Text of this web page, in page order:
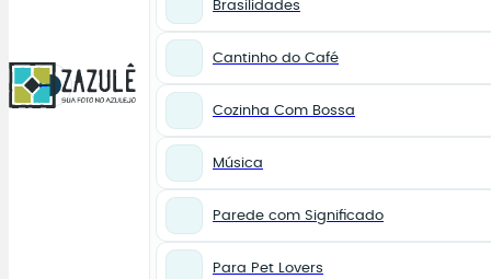
0
Brasilidades
Cantinho do Café
Cozinha Com Bossa
Música
Parede com Significado
Para Pet Lovers